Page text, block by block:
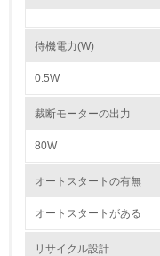
かしている
従業員が環境方針に基づ
待機電力(W)
0.5W
裁断モーターの出力
80W
オートスタートの有無
オートスタートがある
リサイクル設計